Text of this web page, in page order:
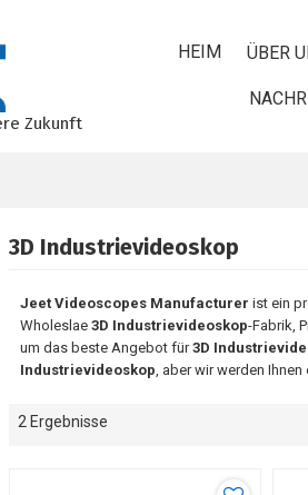
Zukunft
HEIM ÜBER
3D Industrievideoskop
Jeet Videoscopes Manufacturer ist ein
Wholeslae3D Industrievideoskop-Fabrik,
um das beste Angebot für3D
Industrievideoskop , aber wir werden
2 Ergebnisse